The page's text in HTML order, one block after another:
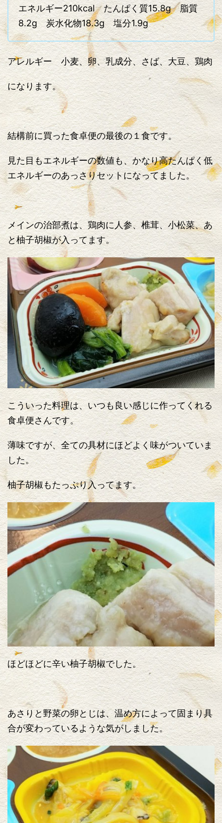
エネルギー210kcal たんぱく質15.8g 脂質
8.2g 炭水化物18.3g 塩分1.9g
アレルギー 小麦、卵、乳成分、さば、大豆、鶏肉
になります。
結構前に買った食卓便の最後の１食です。
見た目もエネルギーの数値も、かなり高たんぱく低
エネルギーのあっさりセットになってました。
メインの治部煮は、鶏肉に人参、椎茸、小松菜、あ
と柚子胡椒が入ってます。
こういった料理は、いつも良い感じに作ってくれる
食卓便さんです。
薄味ですが、全ての具材にほどよく味がついていま
した。
柚子胡椒もたっぷり入ってます。
ほどほどに辛い柚子胡椒でした。
あさりと野菜の卵とじは、温め方によって固まり具
合が変わっているような気がしました。